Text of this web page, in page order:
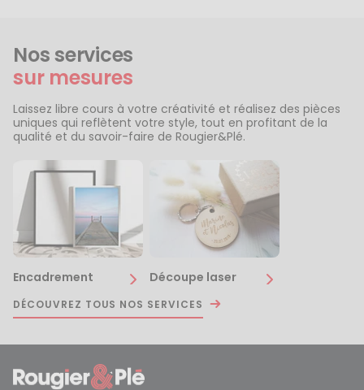
Nos services
sur mesures
Laissez libre cours à votre créativité et réalisez des pièces
uniques qui reflètent votre style, tout en profitant de la
qualité et du savoir-faire de Rougier&Plé.
Encadrement Découpe laser
DÉCOUVREZ TOUS NOS SERVICES